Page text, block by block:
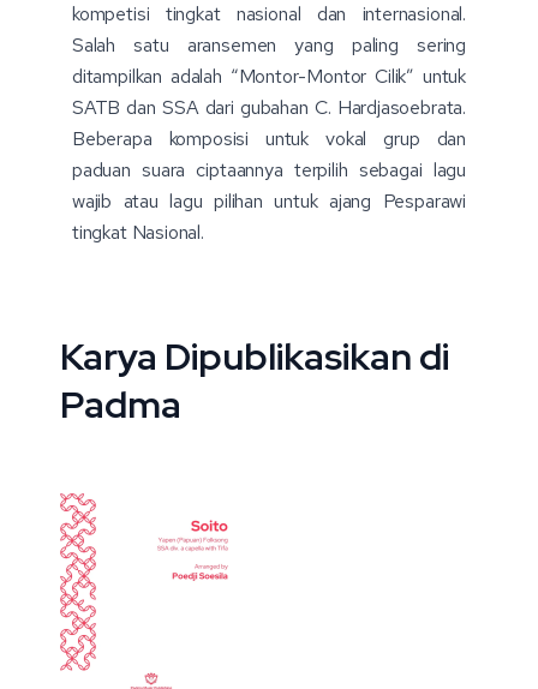
kompetisi tingkat nasional dan internasional.
Salah satu aransemen yang paling sering
ditampilkan adalah “Montor-Montor Cilik” untuk
SATB dan SSA dari gubahan C. Hardjasoebrata.
Beberapa komposisi untuk vokal grup dan
paduan suara ciptaannya terpilih sebagai lagu
wajib atau lagu pilihan untuk ajang Pesparawi
tingkat Nasional.
Karya Dipublikasikan di
Padma